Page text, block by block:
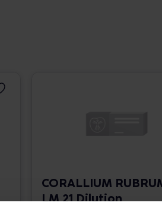
CORALLIUM
LM 21 Dilution